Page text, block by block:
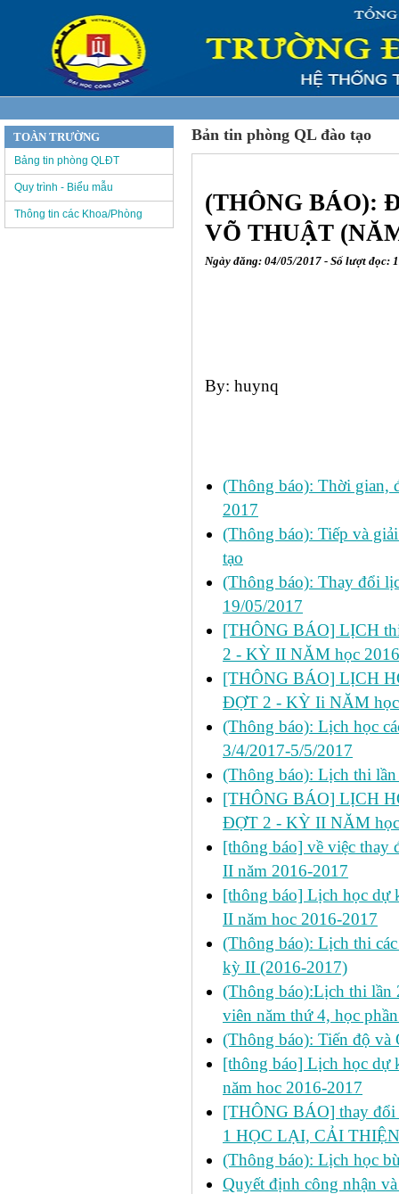
Bản tin phòng QL đào tạo
(THÔNG BÁO):
VÕ THUẬT
Ngày đăng: 04/05/2017 - Số lượt đọc:
By: huynq
(Thông báo): Thời gian,
2017
(Thông báo): Tiếp và
tạo
(Thông báo): Thay đổi
19/05/2017
[THÔNG BÁO] LỊCH
2 - KỲ II NĂM học
[THÔNG BÁO] LỊCH
ĐỢT 2 - KỲ Ii NĂM
(Thông báo): Lịch học
3/4/2017-5/5/2017
(Thông báo): Lịch thi
[THÔNG BÁO] LỊCH
ĐỢT 2 - KỲ II NĂM
[thông báo] về việc thay
II năm 2016-2017
[thông báo] Lịch học dự
II năm hoc 2016-2017
(Thông báo): Lịch thi
kỳ II (2016-2017)
(Thông báo):Lịch thi lần
viên năm thứ 4, học
(Thông báo): Tiến độ và
[thông báo] Lịch học dự
năm hoc 2016-2017
[THÔNG BÁO] thay đổi
1 HỌC LẠI, CẢI
(Thông báo): Lịch học
Quyết định công nhận
TOÀN TRƯỜNG
Bảng tin phòng QLĐT
Quy trình - Biểu mẫu
Thông tin các Khoa/Phòng